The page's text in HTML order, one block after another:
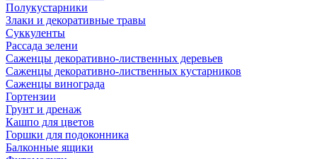
Полукустарники
Злаки и декоративные травы
Суккуленты
Рассада зелени
Саженцы декоративно-лиственных деревьев
Саженцы декоративно-лиственных кустарников
Саженцы винограда
Гортензии
Грунт и дренаж
Кашпо для цветов
Горшки для подоконника
Балконные ящики